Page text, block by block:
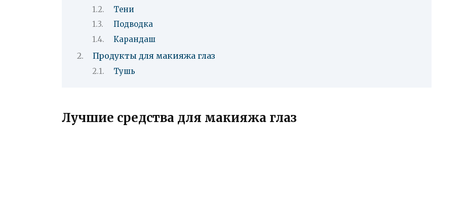
Тени
Подводка
Карандаш
Продукты для макияжа глаз
Тушь
Лучшие средства для макияжа глаз